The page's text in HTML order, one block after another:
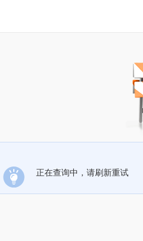
正在查询中，请刷新重试